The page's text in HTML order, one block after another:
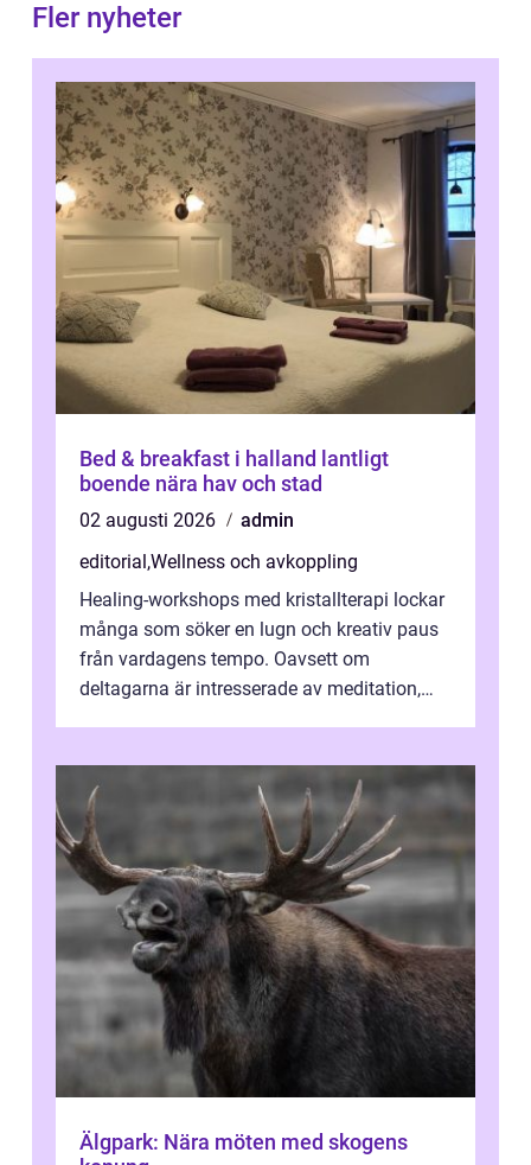
Fler nyheter
Bed & breakfast i halland lantligt
boende nära hav och stad
02 augusti 2026
admin
editorial,Wellness och avkoppling
Healing-workshops med kristallterapi lockar
många som söker en lugn och kreativ paus
från vardagens tempo. Oavsett om
deltagarna är intresserade av meditation,
Älgpark: Nära möten med skogens